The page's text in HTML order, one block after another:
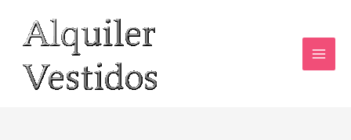
contenido